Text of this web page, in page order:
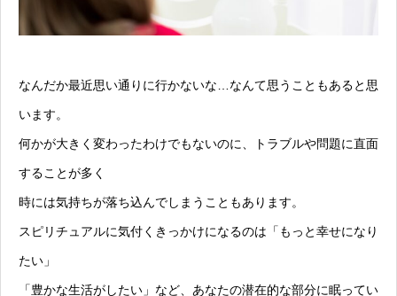
なんだか最近思い通りに行かないな…なんて思うこともあると思
います。
何かが大きく変わったわけでもないのに、トラブルや問題に直面
することが多く
時には気持ちが落ち込んでしまうこともあります。
スピリチュアルに気付くきっかけになるのは「もっと幸せになり
たい」
「豊かな生活がしたい」など、あなたの潜在的な部分に眠ってい